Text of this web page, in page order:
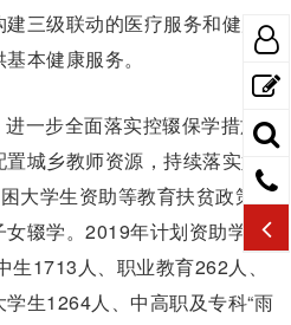
三级联动的医疗服务和健康
本健康服务。
一步全面落实控辍保学措施和
城乡教师资源，持续落实好
大学生资助等教育扶贫政策，
辍学。2019年计划资助学前
1713人、职业教育262人、
生1264人、中高职及专科“雨